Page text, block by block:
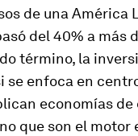
de una América
del 40% a más
término, la
se enfoca en
economías de
que son el motor